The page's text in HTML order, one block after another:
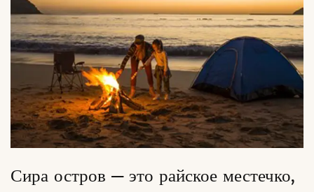
Сира остров — это райское местечко,